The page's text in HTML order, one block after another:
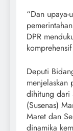
“Dan
DPR
Deputi
dihitung dari
(Susenas)
Maret dan
dinamika